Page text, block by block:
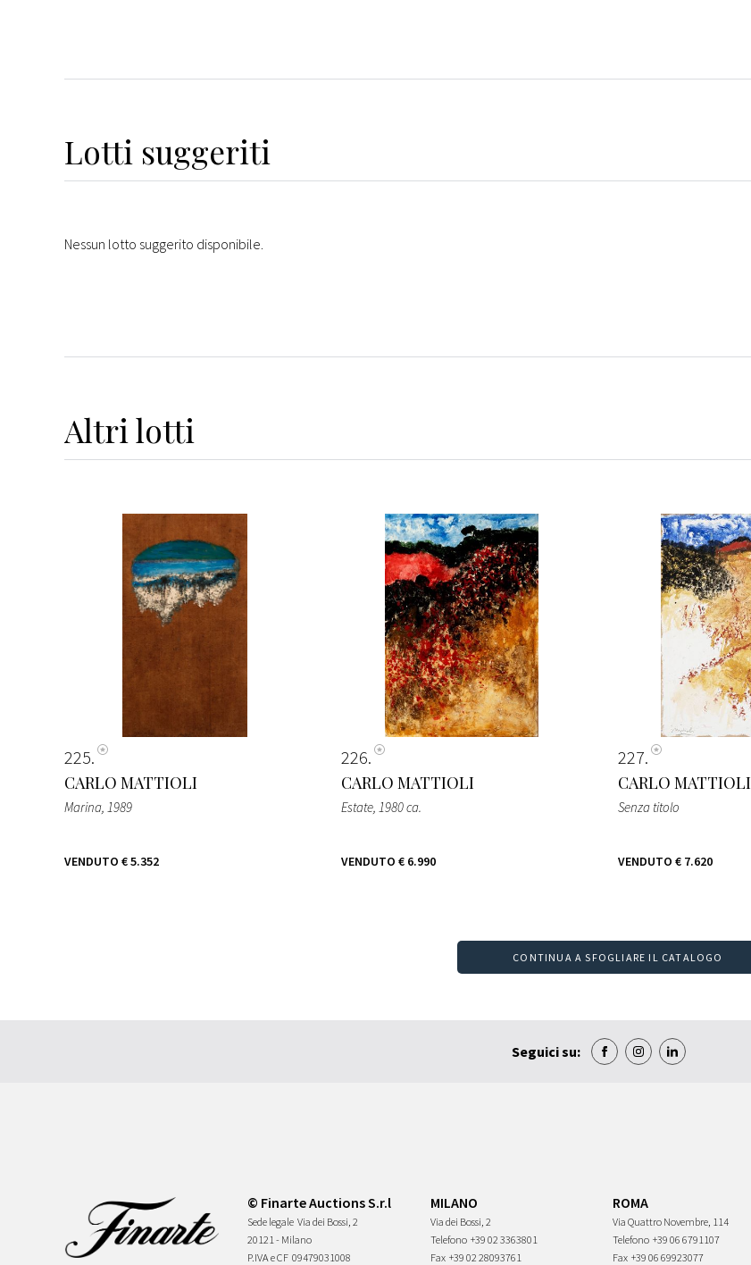
Lotti suggeriti
Nessun lotto suggerito disponibile.
Altri lotti
225
CARLO MATTIOLI
Marina, 1989
VENDUTO € 5.352
226
CARLO MATTIOLI
Estate, 1980 ca.
VENDUTO € 6.990
227
CARLO MATTIOLI
Senza titolo
VENDUTO € 7.620
CONTINUA A SFOGLIARE IL CATALOGO
Seguici su:
© Finarte Auctions S.r.l
Sede legale Via dei Bossi, 2
20121 - Milano
P.IVA e CF 09479031008
MILANO
Via dei Bossi, 2
Telefono +39 02 3363801
Fax +39 02 28093761
ROMA
Via Quattro Novembre, 114
Telefono +39 06 6791107
Fax +39 06 69923077